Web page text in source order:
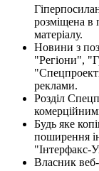
розміщена в
матеріалу.
Новини з
"Регіони",
реклами.
Розділ
Будь яке
поширення
"Інтерфакс-
Власник